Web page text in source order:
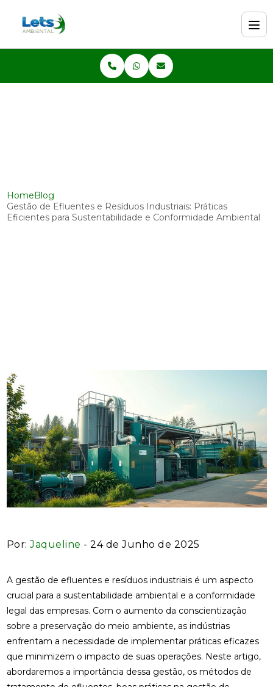
HomeBlog
Gestão de Efluentes e Resíduos Industriais: Práticas
Eficientes para Sustentabilidade e Conformidade Ambiental
Por:Jaqueline - 24 de Junho de 2025
A gestão de efluentes e resíduos industriais é um aspecto
crucial para a sustentabilidade ambiental e a conformidade
legal das empresas. Com o aumento da conscientização
sobre a preservação do meio ambiente, as indústrias
enfrentam a necessidade de implementar práticas eficazes
que minimizem o impacto de suas operações. Neste artigo,
abordaremos a importância dessa gestão, os métodos de